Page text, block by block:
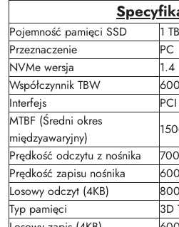
Pojemność pamięci SSD
1 TB
Przeznaczenie
PC
NVMe wersja
1.4
Współczynnik TBW
600
Interfejs
MTBF (Średni okres
międzyawaryjny)
Prędkość odczytu z nośnika
Prędkość zapisu nośnika
Losowy odczyt (4KB)
Typ pamięci
3D